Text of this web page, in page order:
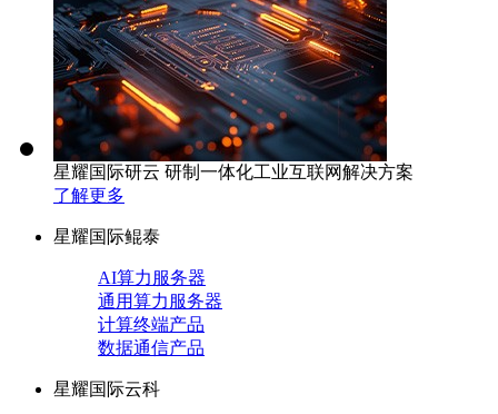
星耀国际研云 研制一体化工业互联网解决方案
了解更多
星耀国际鲲泰
AI算力服务器
通用算力服务器
计算终端产品
数据通信产品
星耀国际云科